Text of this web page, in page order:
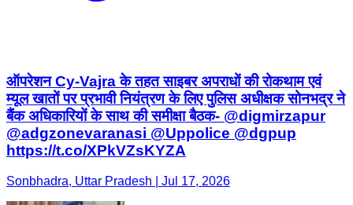
ऑपरेशन Cy-Vajra के तहत साइबर अपराधों की रोकथाम एवं
म्यूल खातों पर प्रभावी नियंत्रण के लिए पुलिस अधीक्षक सोनभद्र ने
बैंक अधिकारियों के साथ की समीक्षा बैठक- @digmirzapur
@adgzonevaranasi @Uppolice @dgpup
https://t.co/XPkVZsKYZA
Sonbhadra, Uttar Pradesh | Jul 17, 2026